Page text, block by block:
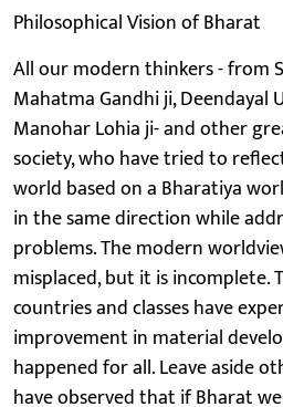
Philosophical Vision of Bharat
All our modern thinkers - from
Mahatma Gandhi ji, Deendayal
Manohar Lohia ji- and other
society, who have tried to
world based on a Bharatiya
in the same direction while
problems. The modern
misplaced, but it is incomplete.
countries and classes have
improvement in material
happened for all. Leave aside
have observed that if Bharat